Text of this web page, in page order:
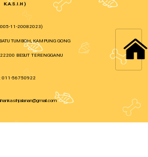
K.A.S.I.H )
005-11-20082023)
TUMBOH, KAMPUNG GONG
BESUT TERENGGANU
011-56750922